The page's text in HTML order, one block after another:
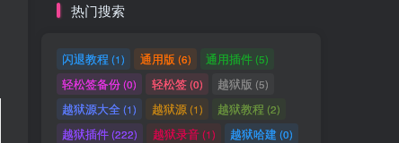
热门搜索
闪退教程 (1) 通用版 (6) 通用插件(5)
轻松签备份(0) 轻松签(0) 越狱版 (5)
越狱源大全(1) 越狱源(1) 越狱教程 (2)
越狱插件(222) 越狱录音(1) 越狱哈建 (0)